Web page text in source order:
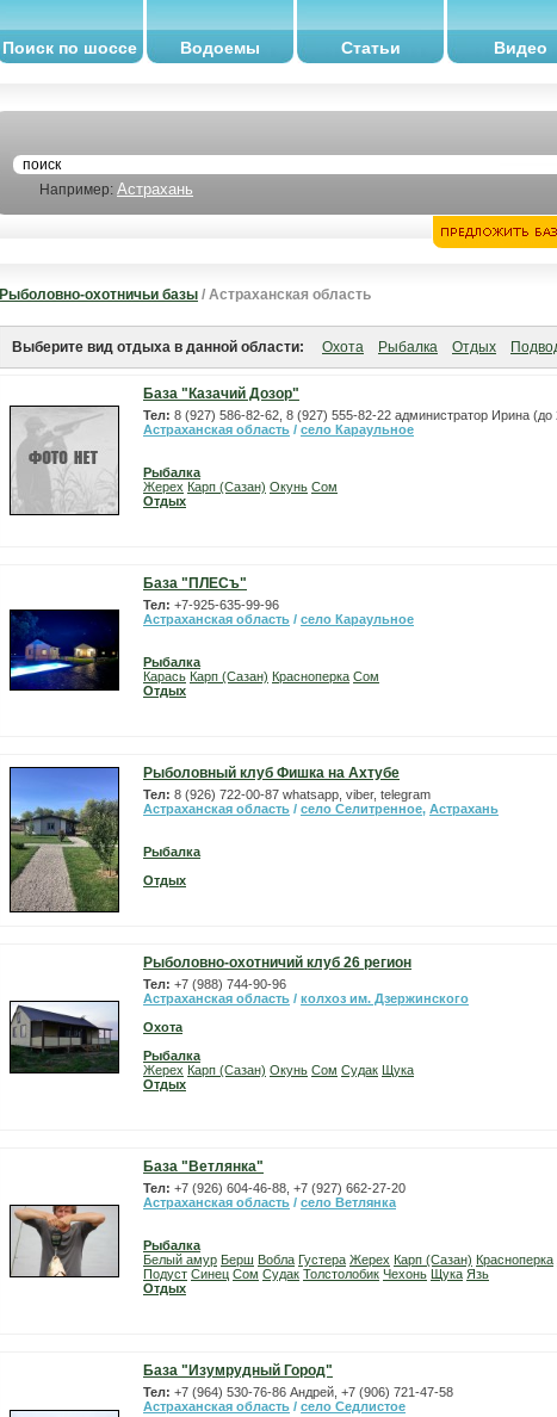
Поиск по шоссе Водоемы Статьи Видео
Например: Астрахань
Рыболовно-охотничьи базы / Астраханская область
Выберите вид отдыха в данной области: Охота Рыбалка Отдых
База "Казачий Дозор"
Тел: 8 (927) 586-82-62, 8 (927) 555-82-22 администратор Ирина (до
Астраханская область / село Караульное
Рыбалка
Жерех Карп (Сазан) Окунь Сом
Отдых
База "ПЛЕСъ"
Тел: +7-925-635-99-96
Астраханская область / село Караульное
Рыбалка
Карась Карп (Сазан) Красноперка Сом
Отдых
Рыболовный клуб Фишка на Ахтубе
Тел: 8 (926) 722-00-87 whatsapp, viber, telegram
Астраханская область / село Селитренное, Астрахань
Рыбалка
Отдых
Рыболовно-охотничий клуб 26 регион
Тел: +7 (988) 744-90-96
Астраханская область / колхоз им. Дзержинского
Охота
Рыбалка
Жерех Карп (Сазан) Окунь Сом Судак Щука
Отдых
База "Ветлянка"
Тел: +7 (926) 604-46-88, +7 (927) 662-27-20
Астраханская область / село Ветлянка
Рыбалка
Белый амур Берш Вобла Густера Жерех Карп (Сазан) Красноперка
Подуст Синец Сом Судак Толстолобик Чехонь Щука Язь
Отдых
База "Изумрудный Город"
Тел: +7 (964) 530-76-86 Андрей, +7 (906) 721-47-58
Астраханская область / село Седлистое